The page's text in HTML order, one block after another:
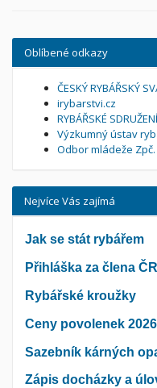
Oblíbené odkazy
ČESKÝ RYBÁŘSKÝ
irybarstvi.cz
RYBÁŘSKÉ
Výzkumný ústav
Odbor mládeže Zpč.
Nejvíce Vás zajímá
Jak se stát rybářem
Přihláška za člena
Rybářské kroužky
Ceny povolenek 2026
Sazebník kárných
Zápis docházky a